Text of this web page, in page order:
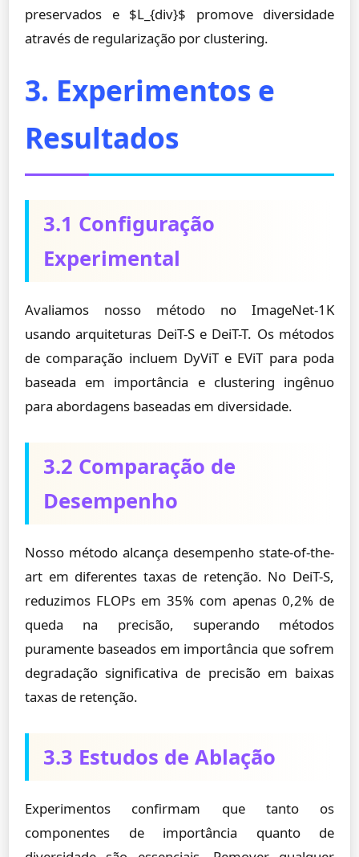
preservados e $L_{div}$ promove diversidade
através de regularização por clustering.
3. Experimentos e
Resultados
3.1 Configuração
Experimental
Avaliamos nosso método no ImageNet-1K
usando arquiteturas DeiT-S e DeiT-T. Os métodos
de comparação incluem DyViT e EViT para poda
baseada em importância e clustering ingênuo
para abordagens baseadas em diversidade.
3.2 Comparação de
Desempenho
Nosso método alcança desempenho state-of-the-
art em diferentes taxas de retenção. No DeiT-S,
reduzimos FLOPs em 35% com apenas 0,2% de
queda na precisão, superando métodos
puramente baseados em importância que sofrem
degradação significativa de precisão em baixas
taxas de retenção.
3.3 Estudos de Ablação
Experimentos confirmam que tanto os
componentes de importância quanto de